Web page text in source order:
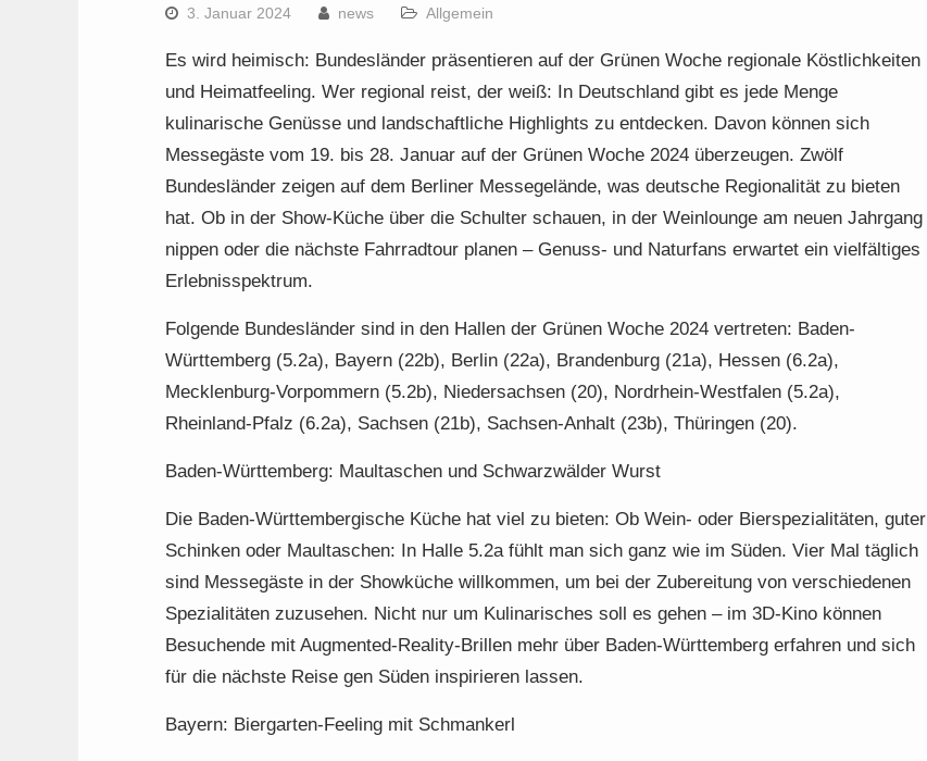
3. Januar 2024 news Allgemein
Es wird heimisch: Bundesländer präsentieren auf der Grünen Woche regionale Köstlichkeiten
und Heimatfeeling. Wer regional reist, der weiß: In Deutschland gibt es jede Menge
kulinarische Genüsse und landschaftliche Highlights zu entdecken. Davon können sich
Messegäste vom 19. bis 28. Januar auf der Grünen Woche 2024 überzeugen. Zwölf
Bundesländer zeigen auf dem Berliner Messegelände, was deutsche Regionalität zu bieten
hat. Ob in der Show-Küche über die Schulter schauen, in der Weinlounge am neuen Jahrgang
nippen oder die nächste Fahrradtour planen – Genuss- und Naturfans erwartet ein vielfältiges
Erlebnisspektrum.
Folgende Bundesländer sind in den Hallen der Grünen Woche 2024 vertreten: Baden-
Württemberg (5.2a), Bayern (22b), Berlin (22a), Brandenburg (21a), Hessen (6.2a),
Mecklenburg-Vorpommern (5.2b), Niedersachsen (20), Nordrhein-Westfalen (5.2a),
Rheinland-Pfalz (6.2a), Sachsen (21b), Sachsen-Anhalt (23b), Thüringen (20).
Baden-Württemberg: Maultaschen und Schwarzwälder Wurst
Die Baden-Württembergische Küche hat viel zu bieten: Ob Wein- oder Bierspezialitäten, guter
Schinken oder Maultaschen: In Halle 5.2a fühlt man sich ganz wie im Süden. Vier Mal täglich
sind Messegäste in der Showküche willkommen, um bei der Zubereitung von verschiedenen
Spezialitäten zuzusehen. Nicht nur um Kulinarisches soll es gehen – im 3D-Kino können
Besuchende mit Augmented-Reality-Brillen mehr über Baden-Württemberg erfahren und sich
für die nächste Reise gen Süden inspirieren lassen.
Bayern: Biergarten-Feeling mit Schmankerl